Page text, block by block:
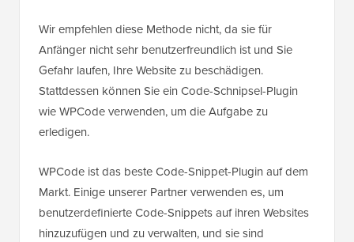
Wir empfehlen diese Methode nicht, da sie für
Anfänger nicht sehr benutzerfreundlich ist und Sie
Gefahr laufen, Ihre Website zu beschädigen.
Stattdessen können Sie ein Code-Schnipsel-Plugin
wie WPCode verwenden, um die Aufgabe zu
erledigen.
WPCode ist das beste Code-Snippet-Plugin auf dem
Markt. Einige unserer Partner verwenden es, um
benutzerdefinierte Code-Snippets auf ihren Websites
hinzuzufügen und zu verwalten, und sie sind